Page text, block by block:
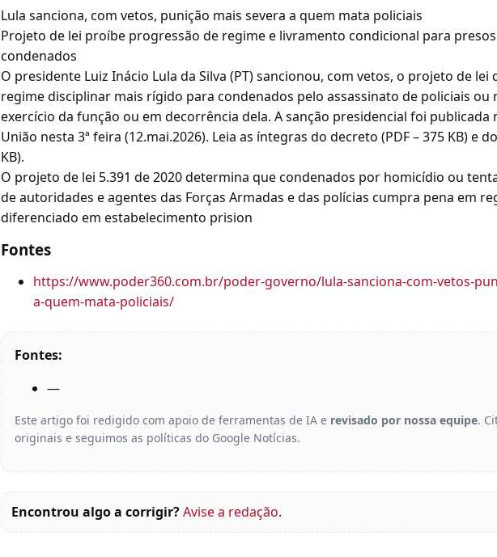
Lula sanciona, com vetos, punição mais severa a quem mata policiais
Projeto de lei proíbe progressão de regime e livramento condicional para
condenados
O presidente Luiz Inácio Lula da Silva (PT) sancionou, com vetos, o projeto de lei
regime disciplinar mais rígido para condenados pelo assassinato de policiais ou
exercício da função ou em decorrência dela. A sanção presidencial foi publicada
União nesta 3ª feira (12.mai.2026). Leia as íntegras do decreto (PDF – 375 KB) e
KB).
O projeto de lei 5.391 de 2020 determina que condenados por homicídio ou
de autoridades e agentes das Forças Armadas e das polícias cumpra pena em
diferenciado em estabelecimento prision
Fontes
https://www.poder360.com.br/poder-governo/lula-sanciona-com-vetos-
a-quem-mata-policiais/
Fontes:
—
Este artigo foi redigido com apoio de ferramentas de IA e revisado por nossa equipe.
originais e seguimos as políticas do Google Notícias.
Encontrou algo a corrigir?Avise a redação.